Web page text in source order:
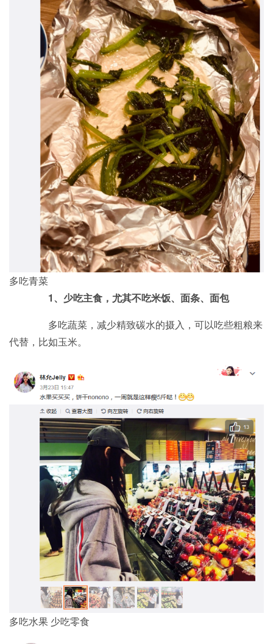
多吃青菜
1、少吃主食，尤其不吃米饭、面条、面包
多吃蔬菜，减少精致碳水的摄入，可以吃些粗粮来
代替，比如玉米。
多吃水果 少吃零食